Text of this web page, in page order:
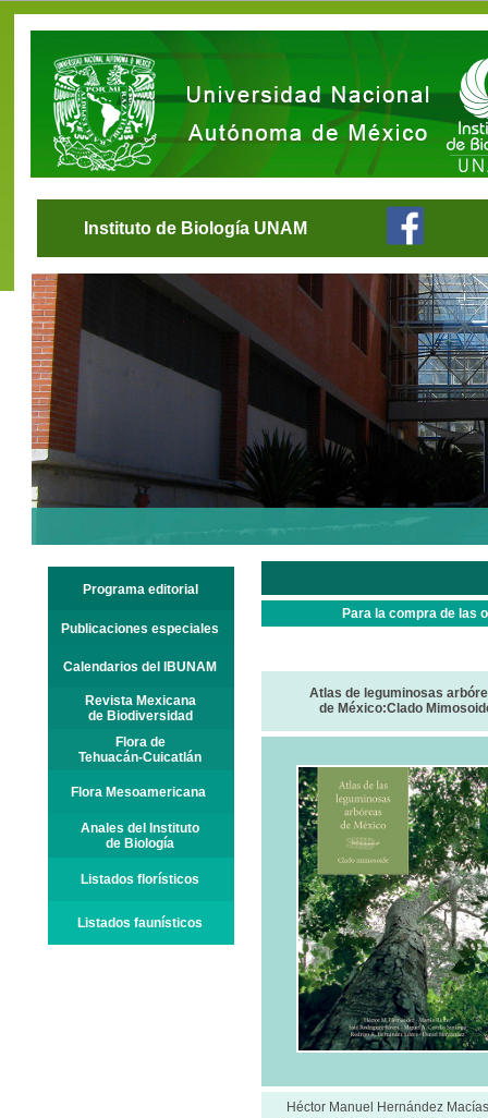
Instituto de Biología UNAM
Programa editorial
Publicaciones especiales
Calendarios del IBUNAM
Revista Mexicana
de Biodiversidad
Flora de
Tehuacán-Cuicatlán
Flora Mesoamericana
Anales del Instituto
de Biología
Listados florísticos
Listados faunísticos
Para la compra de las
Atlas de leguminosas
de México:Clado
Héctor Manuel Hernández